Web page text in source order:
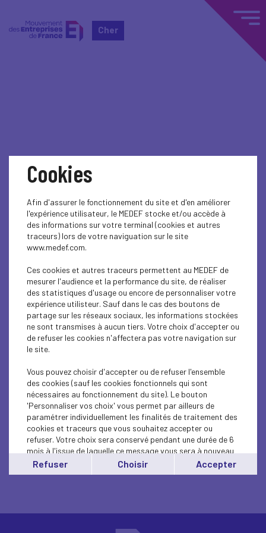
Cher
SOCIAL
EDUCATION-TRAINING
EDUCATION-TRAINING
EDUCATION-TRAINING
EDUCATION-TRAINING
EDUCATION-TRAINING
Soirée lauréats "Les Taffeurs"
INTERNATIONAL - EUROPE
WorldSkills Abu Dhabi 2017
Cookies
Afin d'assurer le fonctionnement du site et d'en améliorer
l'expérience utilisateur, le MEDEF stocke et/ou accède à
des informations sur votre terminal (cookies et autres
traceurs) lors de votre naviguation sur le site
www.medef.com.
Ces cookies et autres traceurs permettent au MEDEF de
mesurer l'audience et la performance du site, de réaliser
des statistiques d'usage ou encore de personnaliser votre
expérience utilisteur. Sauf dans le cas des boutons de
partage sur les réseaux sociaux, les informations stockées
ne sont transmises à aucun tiers. Votre choix d'accepter ou
de refuser les cookies n'affectera pas votre navigation sur
le site.
Vous pouvez choisir d'accepter ou de refuser l'ensemble
des cookies (sauf les cookies fonctionnels qui sont
nécessaires au fonctionnement du site). Le bouton
'Personnaliser vos choix' vous permet par ailleurs de
paramétrer individuellement les finalités de traitement des
cookies et traceurs que vous souhaitez accepter ou
refuser. Votre choix sera conservé pendant une durée de 6
mois à l'issue de laquelle ce message vous sera à nouveau
affiché..
Vous pouvez modifier votre choix à tout moment en
Refuser Choisir Accepter